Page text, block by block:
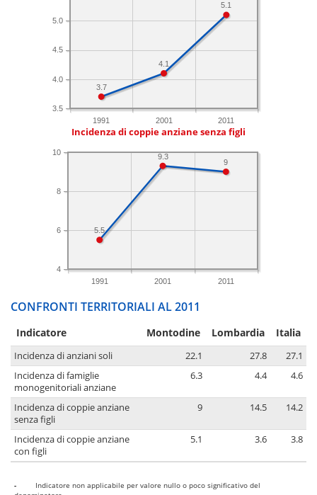
1991 2001 2011
3.5
4.0
4.5
5.0
5.1
4.1
3.7
Incidenza di coppie anziane senza figli
1991 2001 2011
4
6
8
10
9
9.3
5.5
CONFRONTI TERRITORIALI AL 2011
Indicatore Montodine Lombardia Italia
Incidenza di anziani soli 22.1 27.8
27.1
Incidenza di famiglie
monogenitoriali anziane
6.3 4.4 4.6
Incidenza di coppie anziane
senza figli
9 14.5 14.2
Incidenza di coppie anziane
con figli
5.1 3.6 3.8
-
Indicatore non applicabile per valore nullo o poco significativo del